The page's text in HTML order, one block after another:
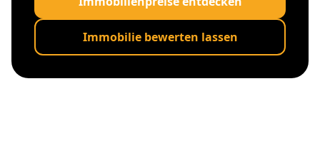
Immobilie bewerten lassen